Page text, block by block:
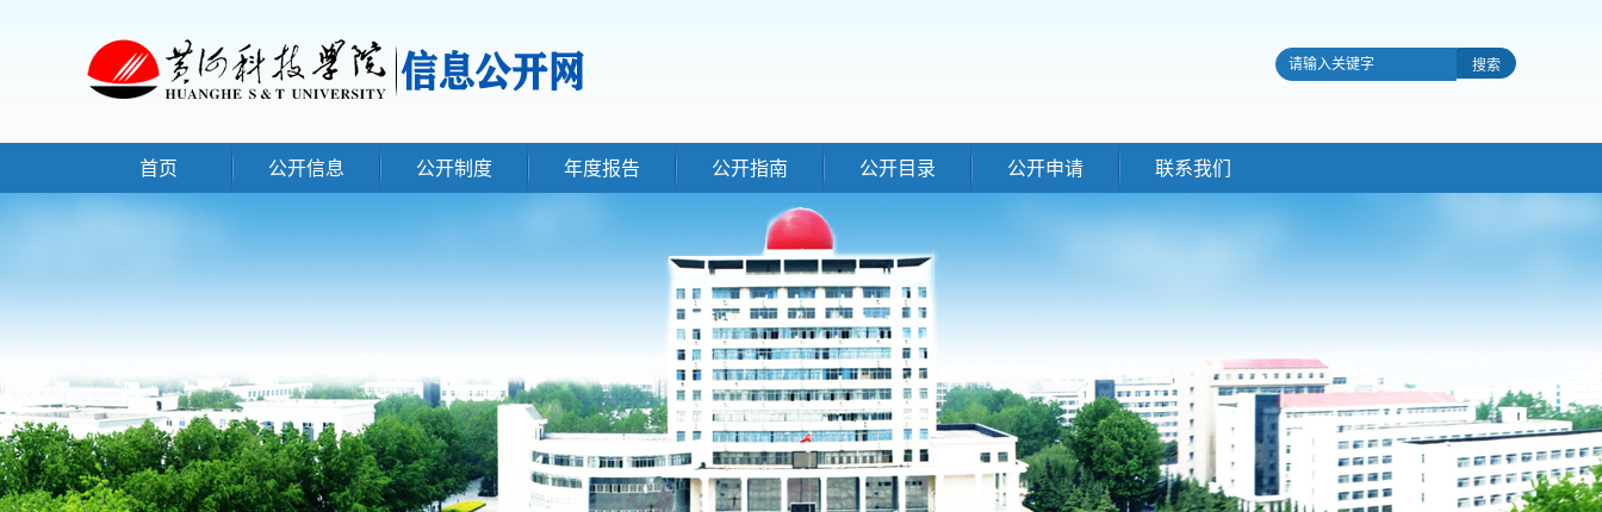
首页 公开信息 公开制度 年度报告 公开指南 公开目录 公开申请 联系我们